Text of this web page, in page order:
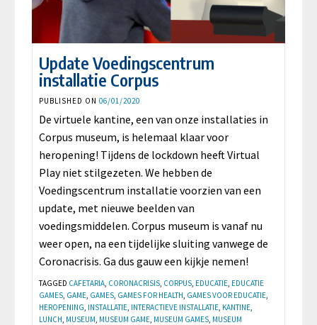
Update Voedingscentrum
installatie Corpus
PUBLISHED ON 06/01/2020
De virtuele kantine, een van onze installaties in
Corpus museum, is helemaal klaar voor
heropening! Tijdens de lockdown heeft Virtual
Play niet stilgezeten. We hebben de
Voedingscentrum installatie voorzien van een
update, met nieuwe beelden van
voedingsmiddelen. Corpus museum is vanaf nu
weer open, na een tijdelijke sluiting vanwege de
Coronacrisis. Ga dus gauw een kijkje nemen!
TAGGED CAFETARIA, CORONACRISIS, CORPUS, EDUCATIE, EDUCATIE
GAMES, GAME, GAMES, GAMES FOR HEALTH, GAMES VOOR EDUCATIE,
HEROPENING, INSTALLATIE, INTERACTIEVE INSTALLATIE, KANTINE,
LUNCH, MUSEUM, MUSEUM GAME, MUSEUM GAMES, MUSEUM